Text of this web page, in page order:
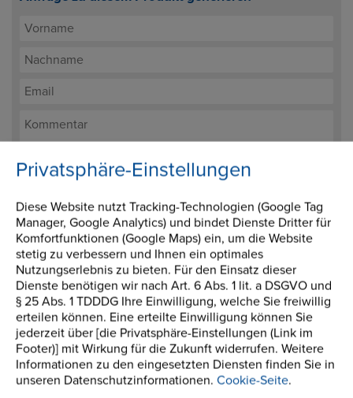
Privatsphäre-Einstellungen
Diese Website nutzt Tracking-Technologien (Google Tag
Manager, Google Analytics) und bindet Dienste Dritter für
Komfortfunktionen (Google Maps) ein, um die Website
stetig zu verbessern und Ihnen ein optimales
Nutzungserlebnis zu bieten. Für den Einsatz dieser
Dienste benötigen wir nach Art. 6 Abs. 1 lit. a DSGVO und
§ 25 Abs. 1 TDDDG Ihre Einwilligung, welche Sie freiwillig
erteilen können. Eine erteilte Einwilligung können Sie
jederzeit über [die Privatsphäre-Einstellungen (Link im
Footer)] mit Wirkung für die Zukunft widerrufen. Weitere
Informationen zu den eingesetzten Diensten finden Sie in
unseren Datenschutzinformationen. Cookie-Seite.
Ich stimme der Verarbeitung meiner Daten zum
nicht für andere Zwecke verwendet.
Kataloge herunterladen
Informationen anfordern